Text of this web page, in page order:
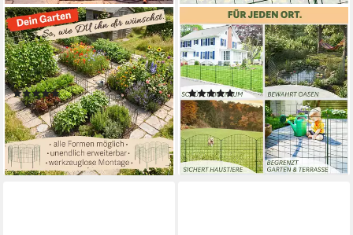
V2AOX
Gartenzaun Zaun Gartenzaun
Steckzaun Hundezaun 10
Zaunelemente 43cm Schwarz
(4)
39,99 € UVP51,99 €
-23%
lieferbar - in 2-3 Werktagen bei dir
V2AOX
Teichzaun Zaun Gartenzaun
Steckzaun Teichzaun Garten
Teich 18 Zaunelemente 78 cm
(5)
114,99 € UVP148,99 €
(8,85 €/ 1 m)
-23%
lieferbar - in 2-3 Werktagen bei dir